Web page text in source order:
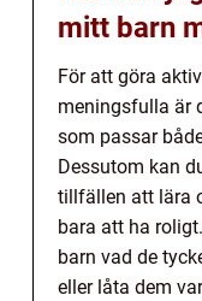
mitt barn
För att göra
meningsfulla är
som passar
Dessutom kan
tillfällen att lära
bara att ha
barn vad de
eller låta dem